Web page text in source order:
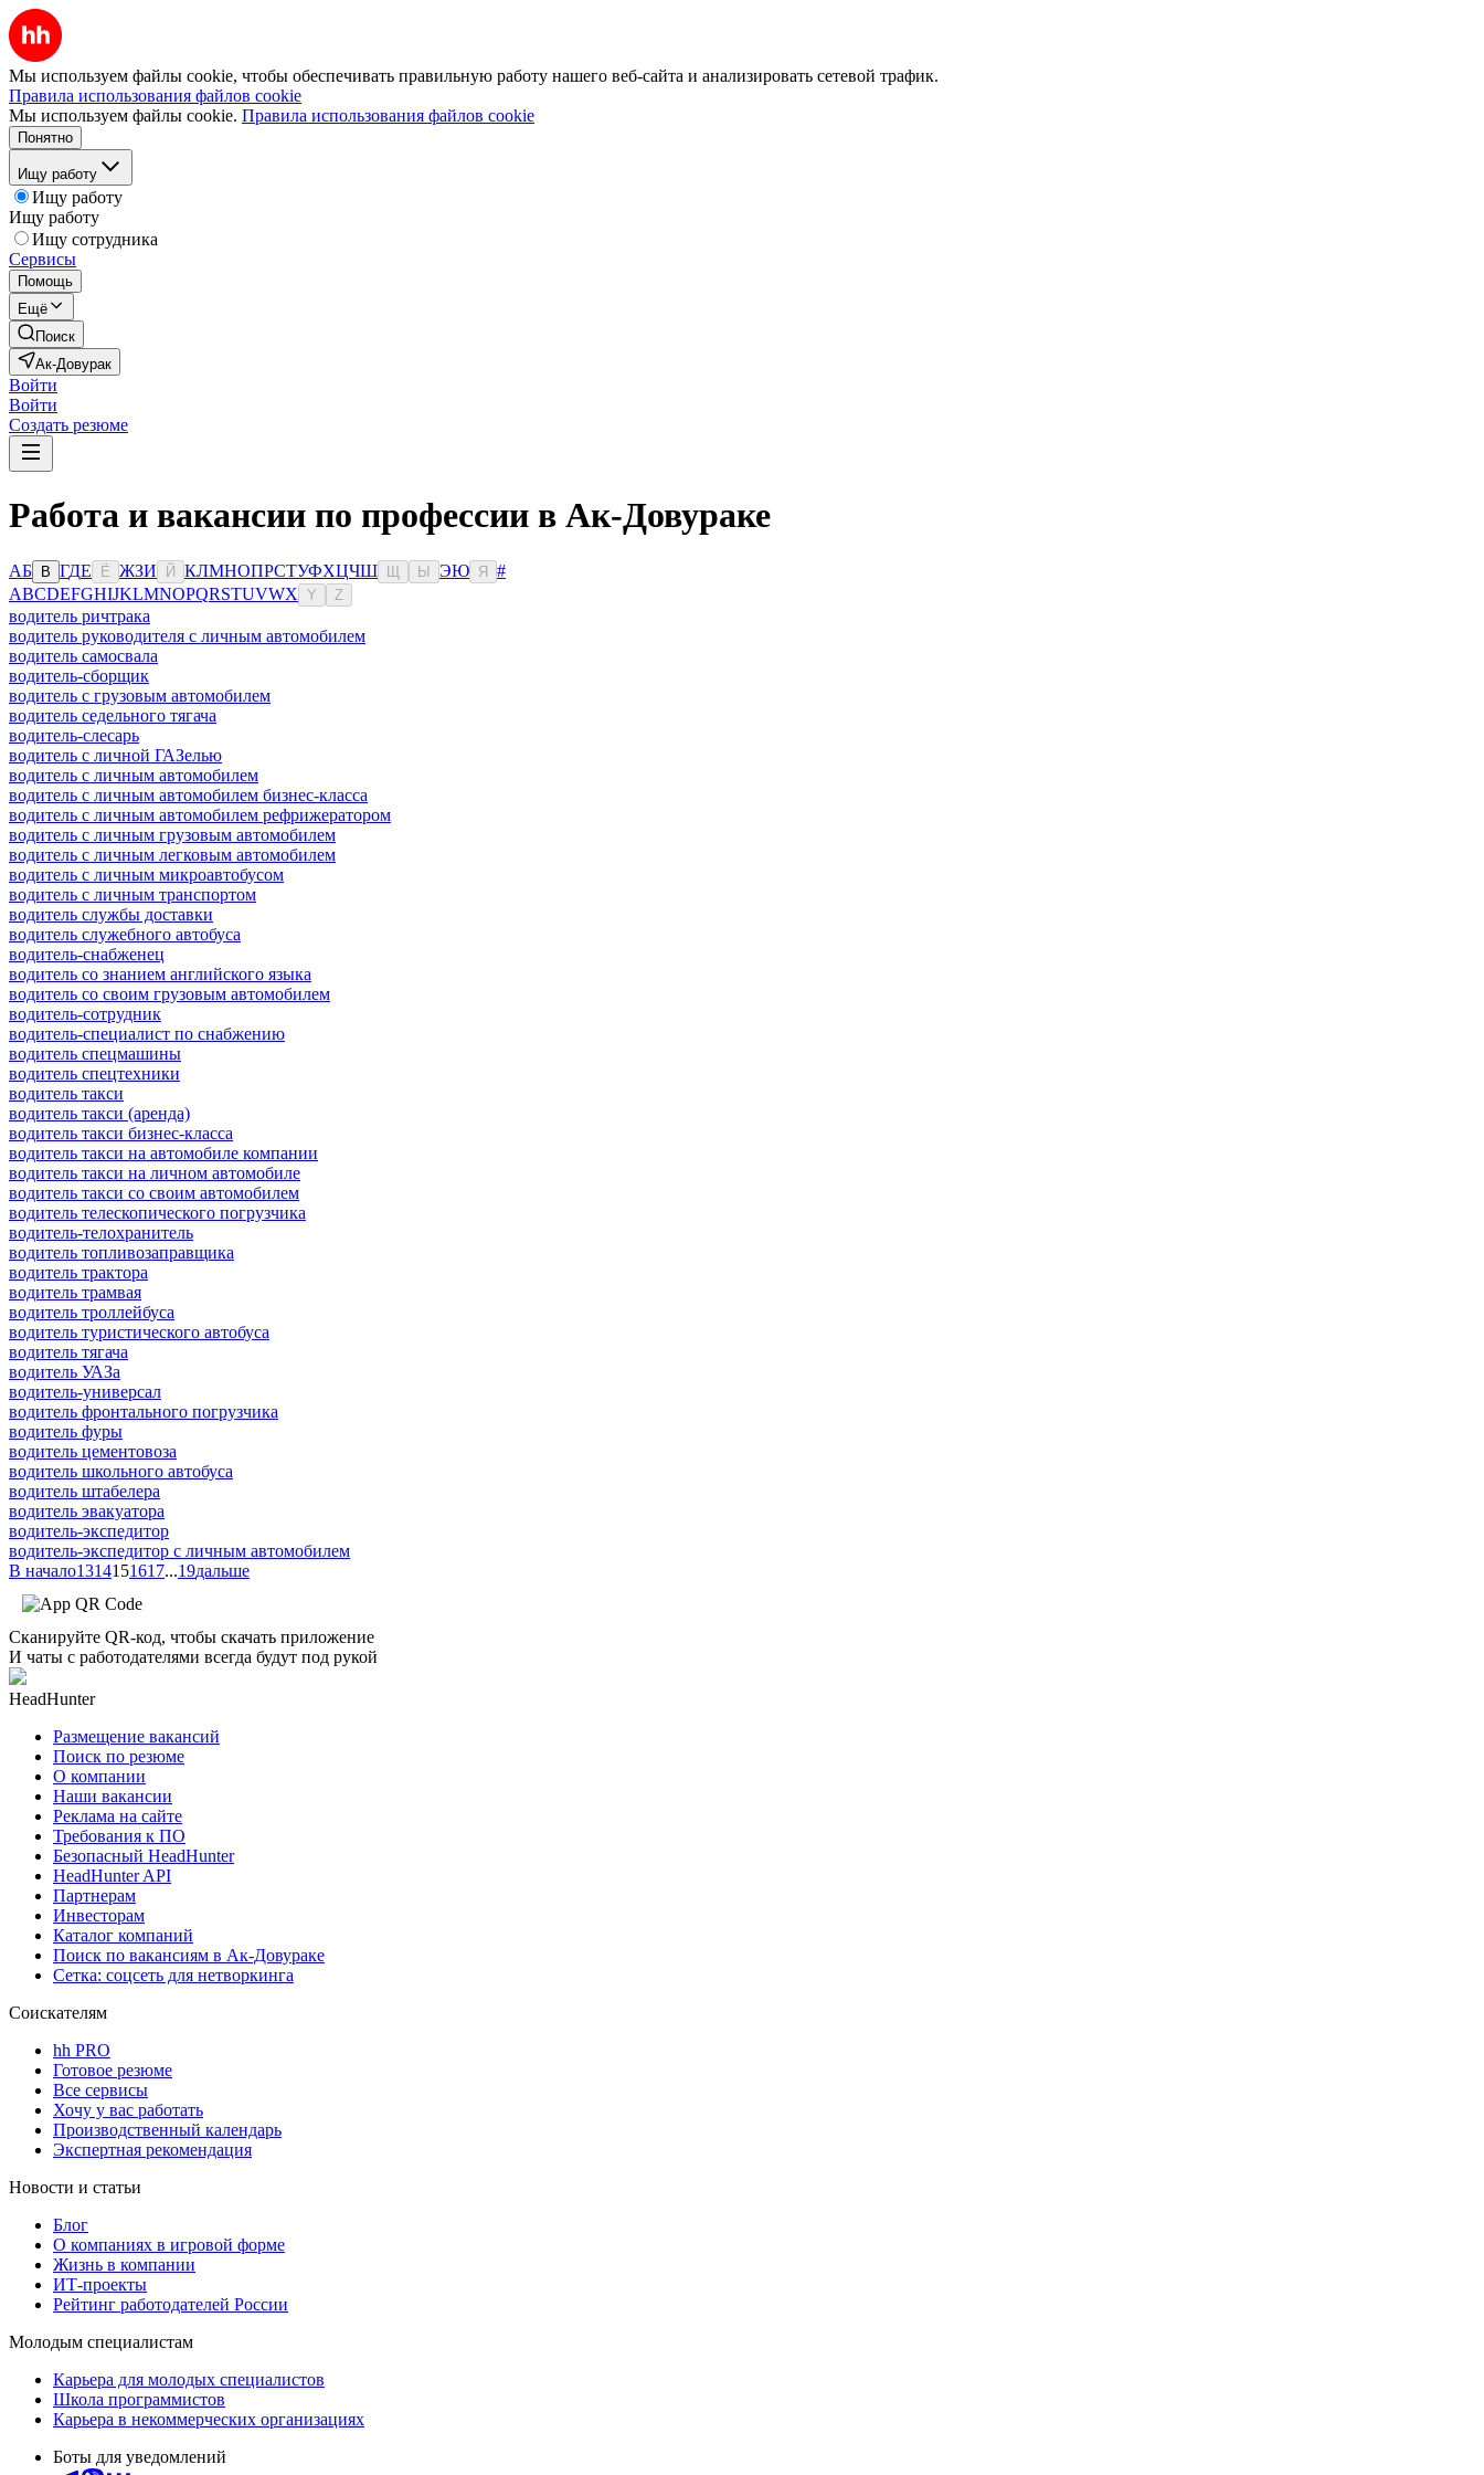
Мы используем файлы cookie, чтобы обеспечивать правильную работу нашего веб-сайта и анализировать сетевой трафик.
Правила использования файлов cookie
Мы используем файлы cookie. Правила использования файлов cookie
Понятно
Ищу работу
Ищу работу
Ищу работу
Ищу сотрудника
Сервисы
Помощь
Ещё
Поиск
Ак-Довурак
Войти
Войти
Создать резюме
Работа и вакансии по профессии в Ак-Довураке
АБ В ГДЕ Ё ЖЗИ Й КЛМНОПРСТУФХЦЧШ Ы ЭЮ Я
#
ABCDEFGHIJKLMNOPQRSTUVWX Y Z
водитель ричтрака
водитель руководителя с личным автомобилем
водитель самосвала
водитель-сборщик
водитель с грузовым автомобилем
водитель седельного тягача
водитель-слесарь
водитель с личной ГАЗелью
водитель с личным автомобилем
водитель с личным автомобилем бизнес-класса
водитель с личным автомобилем рефрижератором
водитель с личным грузовым автомобилем
водитель с личным легковым автомобилем
водитель с личным микроавтобусом
водитель с личным транспортом
водитель службы доставки
водитель служебного автобуса
водитель-снабженец
водитель со знанием английского языка
водитель со своим грузовым автомобилем
водитель-сотрудник
водитель-специалист по снабжению
водитель спецмашины
водитель спецтехники
водитель такси
водитель такси (аренда)
водитель такси бизнес-класса
водитель такси на автомобиле компании
водитель такси на личном автомобиле
водитель такси со своим автомобилем
водитель телескопического погрузчика
водитель-телохранитель
водитель топливозаправщика
водитель трактора
водитель трамвая
водитель троллейбуса
водитель туристического автобуса
водитель тягача
водитель УАЗа
водитель-универсал
водитель фронтального погрузчика
водитель фуры
водитель цементовоза
водитель школьного автобуса
водитель штабелера
водитель эвакуатора
водитель-экспедитор
водитель-экспедитор c личным автомобилем
В начало1314151617...19дальше
Сканируйте QR-код, чтобы скачать приложение
И чаты с работодателями всегда будут под рукой
HeadHunter
Размещение вакансий
Поиск по резюме
О компании
Наши вакансии
Реклама на сайте
Требования к ПО
Безопасный HeadHunter
HeadHunter API
Партнерам
Инвесторам
Каталог компаний
Поиск по вакансиям в Ак-Довураке
Сетка: соцсеть для нетворкинга
Соискателям
hh PRO
Готовое резюме
Все сервисы
Хочу у вас работать
Производственный календарь
Экспертная рекомендация
Новости и статьи
Блог
О компаниях в игровой форме
Жизнь в компании
ИТ-проекты
Рейтинг работодателей России
Молодым специалистам
Карьера для молодых специалистов
Школа программистов
Карьера в некоммерческих организациях
Боты для уведомлений